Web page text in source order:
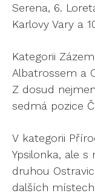
Serena, 6.
Karlovy Vary a
Kategorii
Albatrossem a
Z dosud
sedmá pozice
V kategorii
Ypsilonka, ale
druhou
dalších